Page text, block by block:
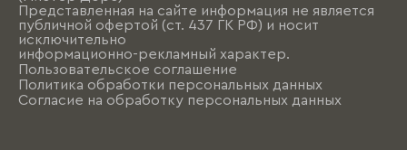
Представленная на сайте информация не является
публичной офертой (ст. 437 ГК РФ) и носит
исключительно
информационно-рекламный характер.
Пользовательское соглашение
Политика обработки персональных данных
Согласие на обработку персональных данных